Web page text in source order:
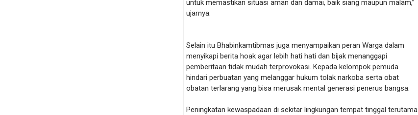
untuk memastikan situasi aman dan damai, baik siang maupun malam,”
ujarnya.
Selain itu Bhabinkamtibmas juga menyampaikan peran Warga dalam
menyikapi berita hoak agar lebih hati hati dan bijak menanggapi
pemberitaan tidak mudah terprovokasi. Kepada kelompok pemuda
hindari perbuatan yang melanggar hukum tolak narkoba serta obat
obatan terlarang yang bisa merusak mental generasi penerus bangsa.
Peningkatan kewaspadaan di sekitar lingkungan tempat tinggal terutama